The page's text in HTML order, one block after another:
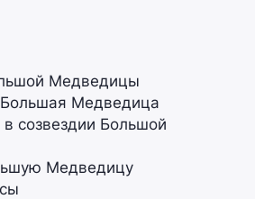
Медведицы
Медведица
в созвездии Большой
Медведицу